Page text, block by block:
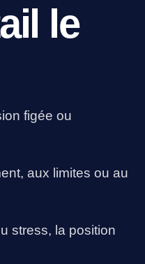
le
figée ou
aux limites ou au
stress, la position